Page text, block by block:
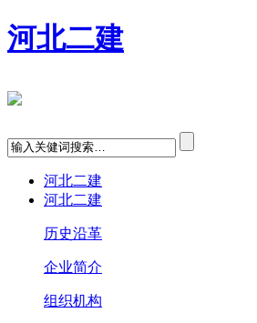
河北二建
河北二建
河北二建
历史沿革
企业简介
组织机构